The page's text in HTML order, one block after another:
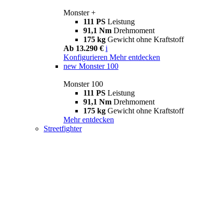
Monster +
111 PS Leistung
91,1 Nm Drehmoment
175 kg Gewicht ohne Kraftstoff
Ab 13.290 € i
Konfigurieren Mehr entdecken
new Monster 100
Monster 100
111 PS Leistung
91,1 Nm Drehmoment
175 kg Gewicht ohne Kraftstoff
Mehr entdecken
Streetfighter